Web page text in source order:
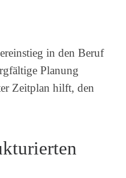
in den Beruf
Planung
Zeitplan hilft, den